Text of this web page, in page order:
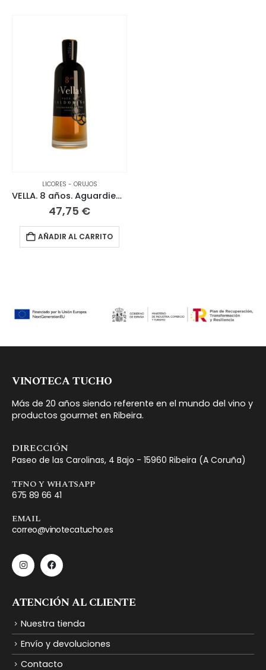
LICORES - ORUJOS
VELLA. 8 años. Aguardiente de vino envejecido. 70 CL
47,75 €
AÑADIR AL CARRITO
VINOTECA TUCHO
Más de 20 años siendo referente en el mundo del vino y
productos gourmet en Ribeira.
DIRECCIÓN
Paseo de las Carolinas, 4 Bajo - 15960 Ribeira (A Coruña)
TFNO Y WHATSAPP
675 89 66 41
EMAIL
correo@vinotecatucho.es
ATENCIÓN AL CLIENTE
Nuestra tienda
Envío y devoluciones
Contacto